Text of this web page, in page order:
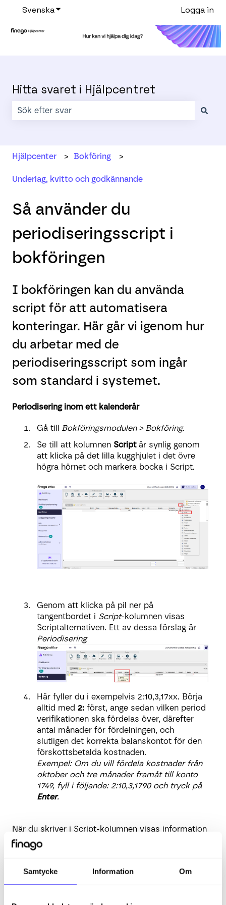
Samtycke Information Om
SvenskaVisa undermenyer för översättningarLogga in
Hitta svaret i Hjälpcentret
Hjälpcenter Bokföring
Underlag, kvitto och godkännande
Så använder du
periodiseringsscript i
bokföringen
I bokföringen kan du använda
script för att automatisera
konteringar. Här går vi igenom hur
du arbetar med de
periodiseringsscript som ingår
som standard i systemet.
Periodisering inom ett kalenderår
Gå till Bokföringsmodulen > Bokföring.
Se till att kolumnen Script är synlig genom
att klicka på det lilla kugghjulet i det övre
högra hörnet och markera bocka i Script.
Genom att klicka på pil ner på
tangentbordet i Script-kolumnen visas
Scriptalternativen. Ett av dessa förslag är
Periodisering
Här fyller du i exempelvis 2:10,3,17xx. Börja
alltid med 2: först, ange sedan vilken period
verifikationen ska fördelas över, därefter
antal månader för fördelningen, och
slutligen det korrekta balanskontot för den
förskottsbetalda kostnaden.
Exempel: Om du vill fördela kostnader från
oktober och tre månader framåt till konto
1749, fyll i följande: 2:10,3,1790 och tryck på
Enter.
När du skriver i Script-kolumnen visas information
samtidigt så att du vet vad du ska fylla i: